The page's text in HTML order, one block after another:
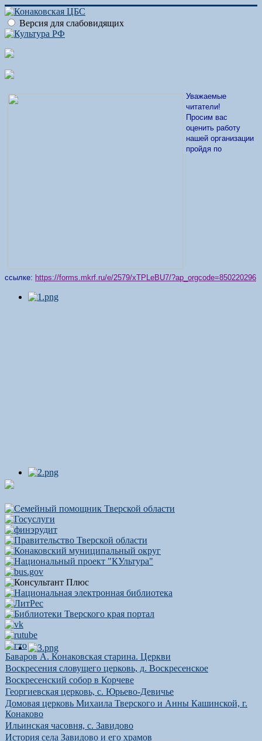
Версия для слабовидящих
Уважаемые
читатели!
Просим вас
оценить работу
нашей организации
пройдя по
ссылке: https://forms.mkrf.ru/e/2579/xTPLeBU7/?ap_orgcode=850220296
Баваров А. Конаковская старина. Церкви
Воскресения словущего церковь, д. Воскресенское
Воскресенский собор в Корчеве
Георгиевская церковь, с. Юрьево-Девичье
Домовая церковь Михаила Тверского и Анны Кашинской, г.
Конаково
Ильинская часовня, с. Завидово
История села Завидово и его храмов